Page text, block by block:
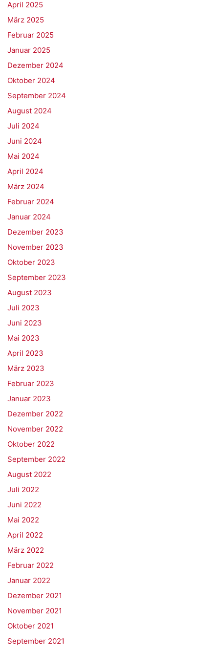
April 2025
März 2025
Februar 2025
Januar 2025
Dezember 2024
Oktober 2024
September 2024
August 2024
Juli 2024
Juni 2024
Mai 2024
April 2024
März 2024
Februar 2024
Januar 2024
Dezember 2023
November 2023
Oktober 2023
September 2023
August 2023
Juli 2023
Juni 2023
Mai 2023
April 2023
März 2023
Februar 2023
Januar 2023
Dezember 2022
November 2022
Oktober 2022
September 2022
August 2022
Juli 2022
Juni 2022
Mai 2022
April 2022
März 2022
Februar 2022
Januar 2022
Dezember 2021
November 2021
Oktober 2021
September 2021